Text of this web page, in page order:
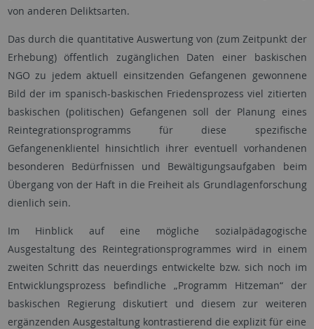
von anderen Deliktsarten.
Das durch die quantitative Auswertung von (zum Zeitpunkt der
Erhebung) öffentlich zugänglichen Daten einer baskischen
NGO zu jedem aktuell einsitzenden Gefangenen gewonnene
Bild der im spanisch-baskischen Friedensprozess viel zitierten
baskischen (politischen) Gefangenen soll der Planung eines
Reintegrationsprogramms für diese spezifische
Gefangenenklientel hinsichtlich ihrer eventuell vorhandenen
besonderen Bedürfnissen und Bewältigungsaufgaben beim
Übergang von der Haft in die Freiheit als Grundlagenforschung
dienlich sein.
Im Hinblick auf eine mögliche sozialpädagogische
Ausgestaltung des Reintegrationsprogrammes wird in einem
zweiten Schritt das neuerdings entwickelte bzw. sich noch im
Entwicklungsprozess befindliche „Programm Hitzeman“ der
baskischen Regierung diskutiert und diesem zur weiteren
ergänzenden Ausgestaltung kontrastierend die explizit für eine